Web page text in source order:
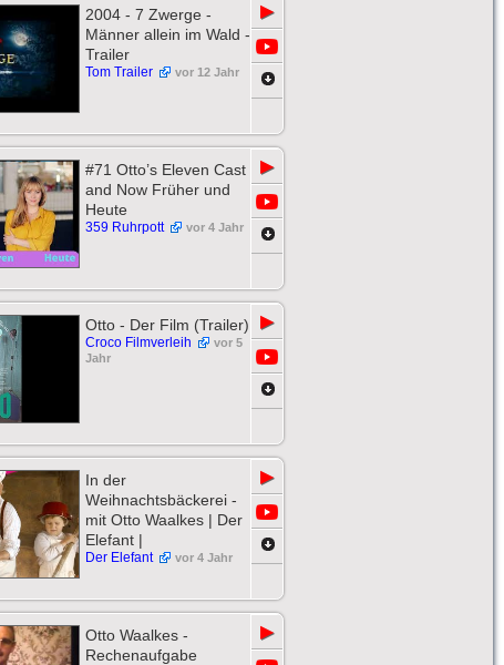
2004 - 7 Zwerge -
Männer allein im Wald -
Trailer
Tom Trailer vor 12 Jahr
▶
#71 Otto’s Eleven Cast
and Now Früher und
Heute
359 Ruhrpott vor 4 Jahr
▶
Otto - Der Film (Trailer)
Croco Filmverleih
vor 5
Jahr
▶
In der
Weihnachtsbäckerei -
mit Otto Waalkes | Der
Elefant |
Der Elefant vor 4 Jahr
▶
Otto Waalkes -
Rechenaufgabe
▶